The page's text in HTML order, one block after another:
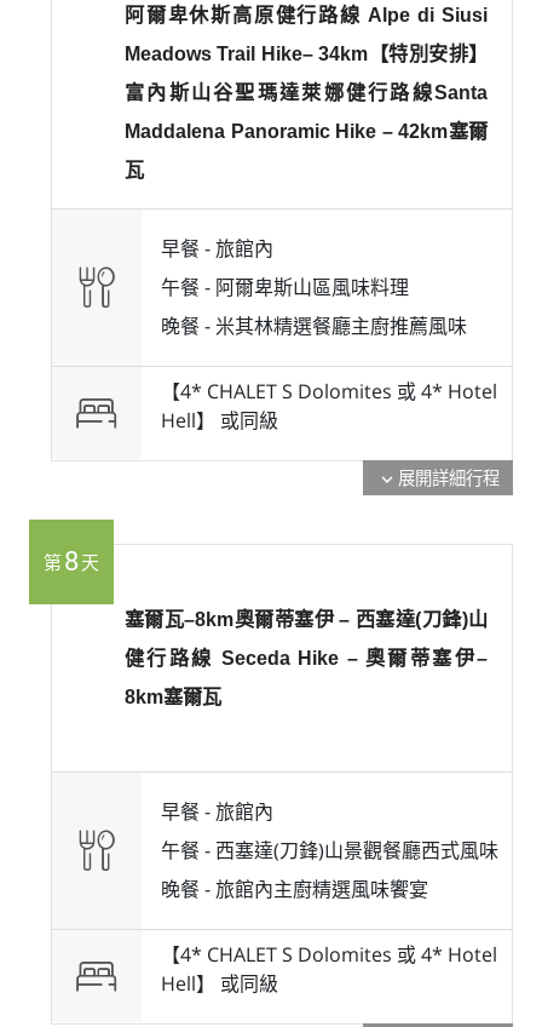
阿爾卑休斯高原健行路線 Alpe di Siusi
Meadows Trail Hike– 34km【特別安排】
富內斯山谷聖瑪達萊娜健行路線Santa
Maddalena Panoramic Hike – 42km塞爾
瓦
早餐 -旅館內
午餐 - 阿爾卑斯山區風味料理
晚餐 - 米其林精選餐廳主廚推薦風味
【4* CHALET S Dolomites 或 4* Hotel
Hell】 或同級
expand_more 展開詳細行程
第8 天
塞爾瓦–8km奧爾蒂塞伊 – 西塞達(刀鋒)山
健行路線 Seceda Hike – 奧爾蒂塞伊–
8km塞爾瓦
早餐 -旅館內
午餐 - 西塞達(刀鋒)山景觀餐廳西式風味
晚餐 -旅館內主廚精選風味饗宴
【4* CHALET S Dolomites 或 4* Hotel
Hell】 或同級